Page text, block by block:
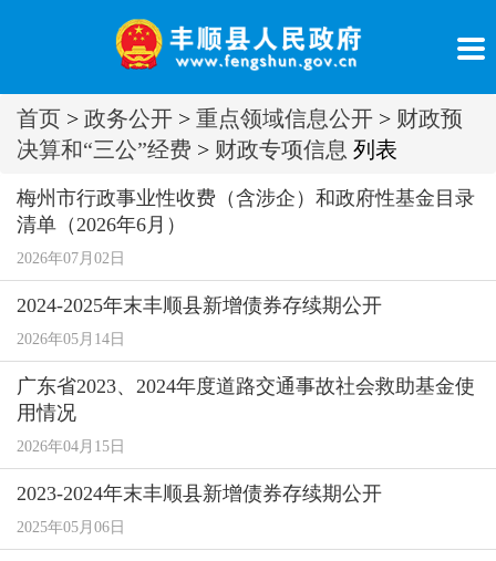
首页 > 政务公开 > 重点领域信息公开 > 财政预
决算和“三公”经费 > 财政专项信息 列表
梅州市行政事业性收费（含涉企）和政府性基金目录
清单（2026年6月）
2026年07月02日
2024-2025年末丰顺县新增债券存续期公开
2026年05月14日
广东省2023、2024年度道路交通事故社会救助基金使
用情况
2026年04月15日
2023-2024年末丰顺县新增债券存续期公开
2025年05月06日